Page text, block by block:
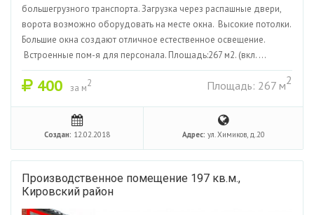
большегрузного транспорта. Загрузка через распашные двери,
ворота возможно оборудовать на месте окна. Высокие потолки.
Большие окна создают отличное естественное освещение.
Встроенные пом-я для персонала. Площадь:267 м2. (вкл. ...
400 за м2 Площадь: 267 м2
Создан: 12.02.2018 Адрес: ул. Химиков, д.20
Производственное помещение 197 кв.м.,
Кировский район